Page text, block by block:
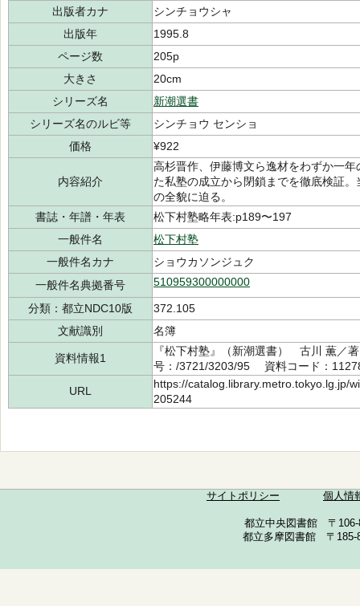
出版者カナ
シンチョウシャ
出版年
1995.8
ページ数
205p
大きさ
20cm
シリーズ名
新潮選書
シリーズ名のルビ等
シンチョウ センショ
価格
¥922
内容紹介
高杉晋作、伊藤博文ら逸材をわずか一
た私塾の成立から閉鎖までを徹底検証
の全貌に迫る。
書誌・年譜・年表
松下村塾略年表:p189〜197
一般件名
松下村塾
一般件名カナ
ショウカソンジュク
一般件名典拠番号
510959300000000
分類：都立NDC10版
372.105
文献識別
名簿
資料情報1
『松下村塾』（新潮選書） 古川 薫
号：/3721/3203/95 資料コード：
URL
https://catalog.library.metro.tokyo.lg.jp/
205244
サイトポリシー 個人情
都立中央図書館 〒
都立多摩図書館 〒185-